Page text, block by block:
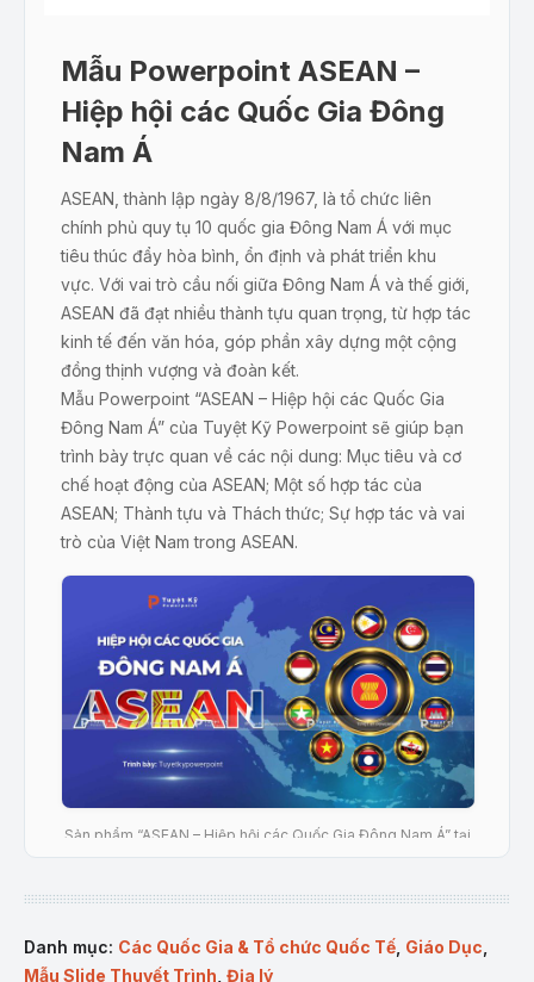
Mẫu Powerpoint ASEAN –
Hiệp hội các Quốc Gia Đông
Nam Á
ASEAN, thành lập ngày 8/8/1967, là tổ chức liên
chính phủ quy tụ 10 quốc gia Đông Nam Á với mục
tiêu thúc đẩy hòa bình, ổn định và phát triển khu
vực. Với vai trò cầu nối giữa Đông Nam Á và thế giới,
ASEAN đã đạt nhiều thành tựu quan trọng, từ hợp tác
kinh tế đến văn hóa, góp phần xây dựng một cộng
đồng thịnh vượng và đoàn kết.
Mẫu Powerpoint “ASEAN – Hiệp hội các Quốc Gia
Đông Nam Á” của Tuyệt Kỹ Powerpoint sẽ giúp bạn
trình bày trực quan về các nội dung: Mục tiêu và cơ
chế hoạt động của ASEAN; Một số hợp tác của
ASEAN; Thành tựu và Thách thức; Sự hợp tác và vai
trò của Việt Nam trong ASEAN.
Sản phẩm “ASEAN – Hiệp hội các Quốc Gia Đông Nam Á” tại
Mô tả sản phẩm
Mẫu Powerpoint “ASEAN – Hiệp hội các Quốc Gia
Danh mục: Các Quốc Gia & Tổ chức Quốc Tế Giáo Dục
Mẫu Slide Thuyết Trình Địa lý